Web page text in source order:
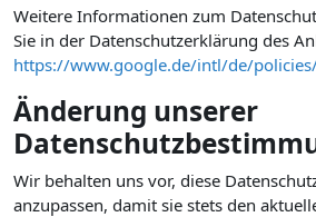
Weitere Informationen zum
Sie in der Datenschutzerklärung des
https://www.google.de/intl/de/
Änderung unserer
Wir behalten uns vor, diese
anzupassen, damit sie stets den